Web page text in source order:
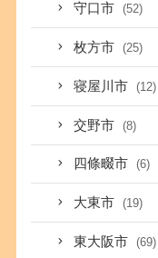
守口市 (52)
枚方市 (25)
寝屋川市 (12)
交野市 (8)
四條畷市 (6)
大東市 (19)
東大阪市 (69)